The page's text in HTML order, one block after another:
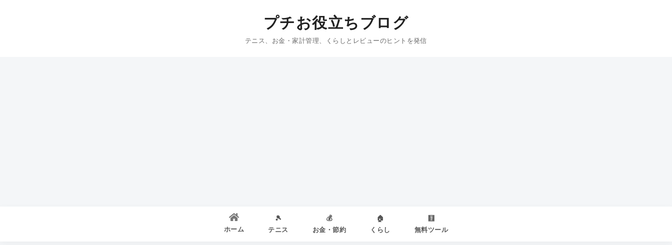
プチお役立ちブログ
テニス、お金・家計管理、くらしとレビューのヒントを発信
ホーム
🎾
テニス
💰
お金・節約
🏠
くらし
🧮
無料ツール